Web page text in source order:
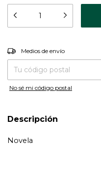
Entregas para el CP:
Medios de envío
No sé mi código postal
Descripción
Novela